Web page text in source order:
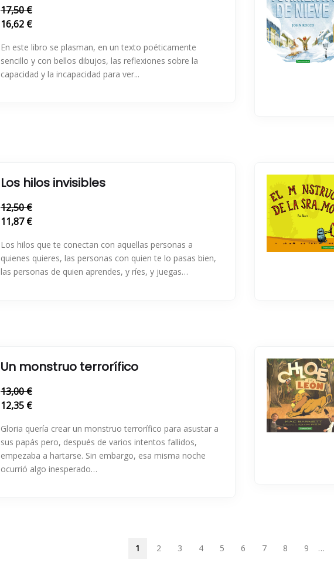
17,50 €
16,62 €
En este libro se plasman, en un texto poéticamente
sencillo y con bellos dibujos, las reflexiones sobre la
capacidad y la incapacidad para ver...
Los hilos invisibles
12,50 €
11,87 €
Los hilos que te conectan con aquellas personas a
quienes quieres, las personas con quien te lo pasas bien,
las personas de quien aprendes, y ríes, y juegas…
Un monstruo terrorífico
13,00 €
12,35 €
Gloria quería crear un monstruo terrorífico para asustar a
sus papás pero, después de varios intentos fallidos,
empezaba a hartarse. Sin embargo, esa misma noche
ocurrió algo inesperado…
Página
1 Page
2 Page
3 Page
4 Page
5 Page
6 Page
7 Page
8 Page
9 …